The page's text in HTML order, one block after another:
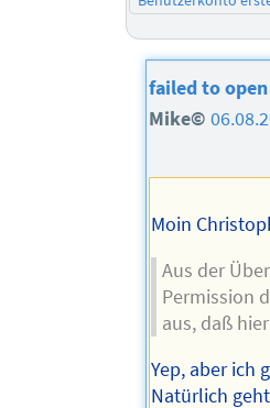
failed to
Mike©
Moin
Aus der
Permission
aus, daß
Yep, aber ich
Natürlich